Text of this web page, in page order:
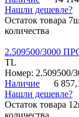
Нашли дешевле?
Остаток товара
количества
2.509500/3000
TL
Номер: 2.509500/
Наличие
6
Нашли дешевле?
Остаток товара
количества